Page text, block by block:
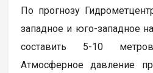
По прогнозу
западное и юго-западное
составить 5-10
Атмосферное давление